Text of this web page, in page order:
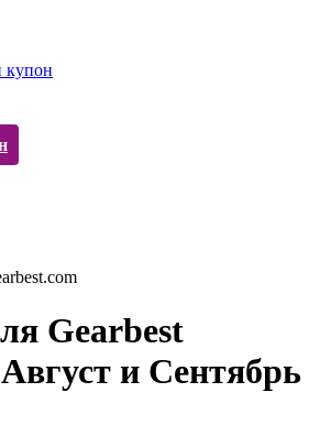
купон
Gearbest
и Сентябрь